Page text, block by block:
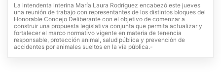
La intendenta interina María Laura Rodríguez encabezó este jueves
una reunión de trabajo con representantes de los distintos bloques del
Honorable Concejo Deliberante con el objetivo de comenzar a
construir una propuesta legislativa conjunta que permita actualizar y
fortalecer el marco normativo vigente en materia de tenencia
responsable, protección animal, salud pública y prevención de
accidentes por animales sueltos en la vía pública.-